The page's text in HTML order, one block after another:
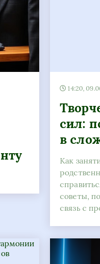
14:20,
сил:
в
Как
советы,
связь с